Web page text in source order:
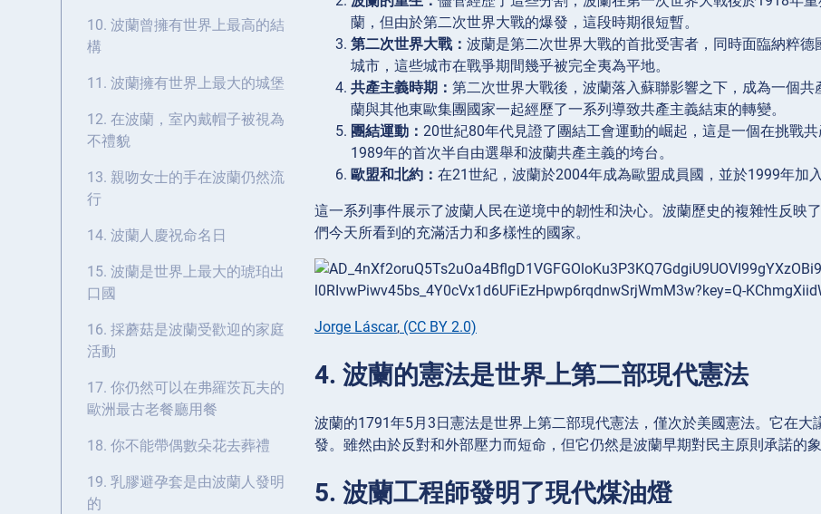
10. 波蘭曾擁有世界上最高的結
構
11. 波蘭擁有世界上最大的城堡
12. 在波蘭，室內戴帽子被視為
不禮貌
13. 親吻女士的手在波蘭仍然流
行
14. 波蘭人慶祝命名日
15. 波蘭是世界上最大的琥珀出
口國
16. 採蘑菇是波蘭受歡迎的家庭
活動
17. 你仍然可以在弗羅茨瓦夫的
歐洲最古老餐廳用餐
18. 你不能帶偶數朵花去葬禮
19. 乳膠避孕套是由波蘭人發明
的
蘭，但由於第二次世界大戰的爆發，這段時期很短暫。
第二次世界大戰： 波蘭是第二次世界大戰的首批受害者，同時面臨納粹
城市，這些城市在戰爭期間幾乎被完全夷為平地。
共產主義時期： 第二次世界大戰後，波蘭落入蘇聯影響之下，成為一個
蘭與其他東歐集團國家一起經歷了一系列導致共產主義結束的轉變。
團結運動： 20世紀80年代見證了團結工會運動的崛起，這是一個在挑戰
1989年的首次半自由選舉和波蘭共產主義的垮台。
歐盟和北約： 在21世紀，波蘭於2004年成為歐盟成員國，並於1999年加
這一系列事件展示了波蘭人民在逆境中的韌性和決心。波蘭歷史的複雜性反映
們今天所看到的充滿活力和多樣性的國家。
Jorge Láscar, (CC BY 2.0)
4. 波蘭的憲法是世界上第二部現代憲法
波蘭的1791年5月3日憲法是世界上第二部現代憲法，僅次於美國憲法。它在
發。雖然由於反對和外部壓力而短命，但它仍然是波蘭早期對民主原則承諾的象
5. 波蘭工程師發明了現代煤油燈